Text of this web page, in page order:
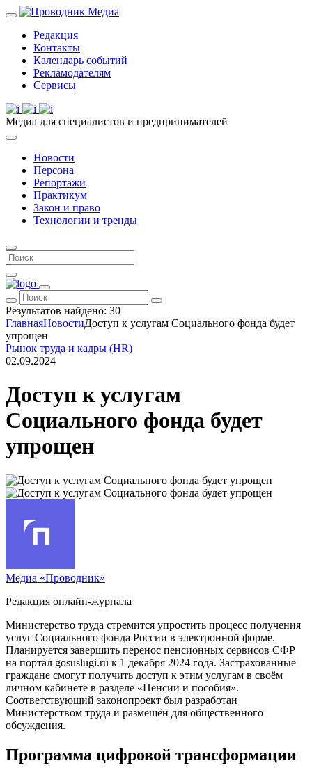
Редакция
Контакты
Календарь событий
Рекламодателям
Сервисы
Медиа для специалистов и предпринимателей
Новости
Персона
Репортажи
Практикум
Закон и право
Технологии и тренды
Результатов найдено: 30
ГлавнаяНовостиДоступ к услугам Социального фонда будет
упрощен
Рынок труда и кадры (HR)
02.09.2024
Доступ к услугам
Социального фонда будет
упрощен
Медиа «Проводник»
Редакция онлайн-журнала
Министерство труда стремится упростить процесс получения
услуг Социального фонда России в электронной форме.
Планируется завершить перенос пенсионных сервисов СФР
на портал gosuslugi.ru к 1 декабря 2024 года. Застрахованные
граждане смогут получить доступ к этим услугам в своём
личном кабинете в разделе «Пенсии и пособия».
Соответствующий законопроект был разработан
Министерством труда и размещён для общественного
обсуждения.
Программа цифровой трансформации